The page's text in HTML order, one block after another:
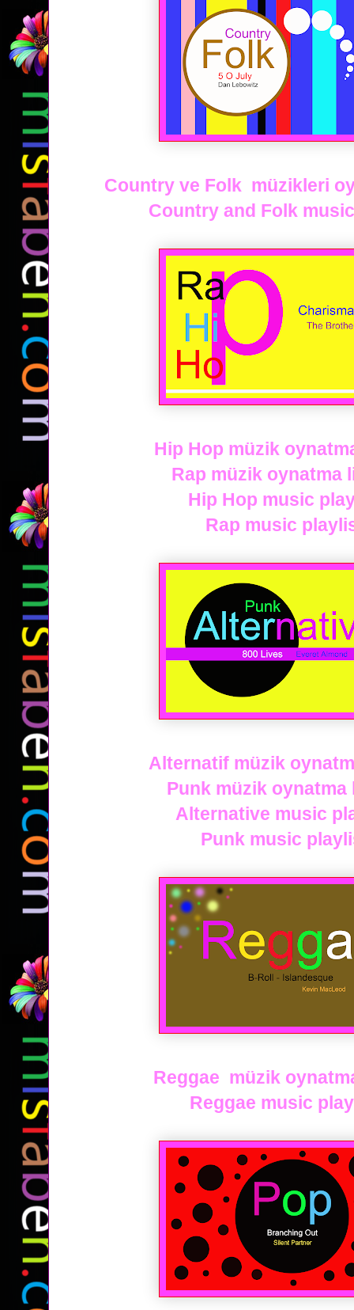
Country ve Folk müzikleri
Country and Folk
Hip Hop müzik
Rap müzik oynatma
Hip Hop music
Rap music
Alternatif müzik
Punk müzik oynatma
Alternative music
Punk music
Reggae müzik
Reggae music